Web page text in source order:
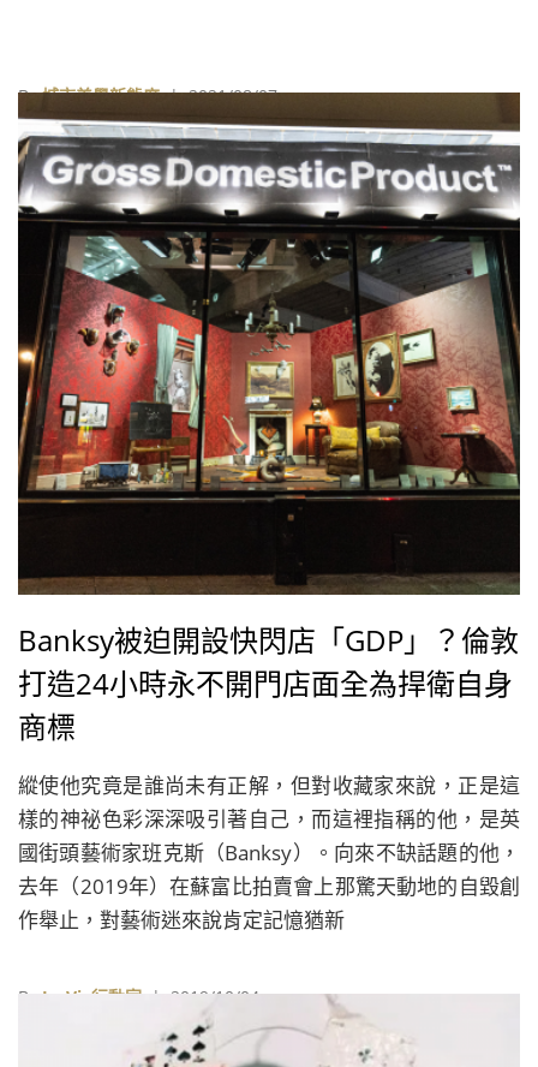
By城市美學新態度| 2021/08/07
Banksy被迫開設快閃店「GDP」？倫敦
打造24小時永不開門店面全為捍衛自身
商標
縱使他究竟是誰尚未有正解，但對收藏家來說，正是這
樣的神祕色彩深深吸引著自己，而這裡指稱的他，是英
國街頭藝術家班克斯（Banksy）。向來不缺話題的他，
去年（2019年）在蘇富比拍賣會上那驚天動地的自毀創
作舉止，對藝術迷來說肯定記憶猶新
By La Vie行動家 | 2019/10/04